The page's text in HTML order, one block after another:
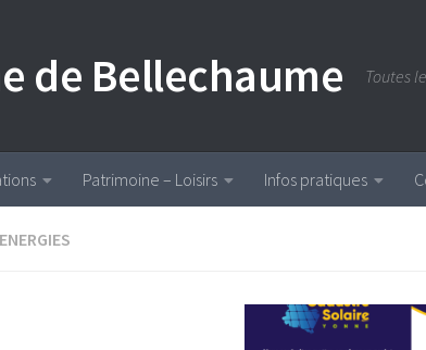
de Bellechaume Toutes
Patrimoine – Loisirs Infos pratiques
ENERGIES